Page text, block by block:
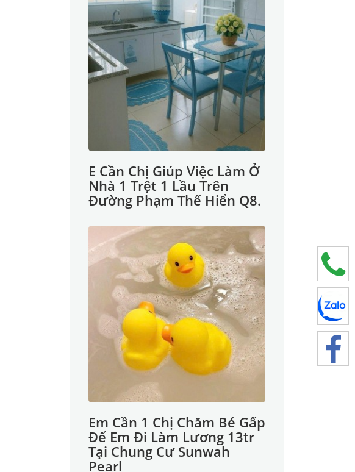
E Cần Chị Giúp Việc Làm Ở
Nhà 1 Trệt 1 Lầu Trên
Đường Phạm Thế Hiển Q8.
Em Cần 1 Chị Chăm Bé Gấp
Để Em Đi Làm Lương 13tr
Tại Chung Cư Sunwah
Pearl